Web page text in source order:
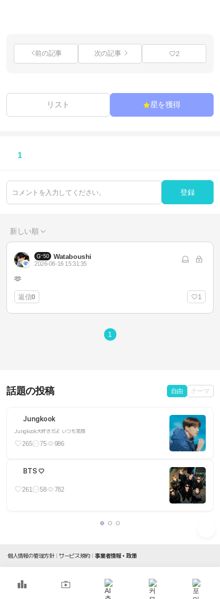
前の記事 次の記事 2
リスト 星を獲得
1
登録
新しい順
50 Wataboushi
2026-06-16 15:31:35
🫶
返信0 1
1
話題の投稿 自由 テーマ
Jungkook
Jungkook大好きだよ いつも笑顔
265 75 986
BTS ♡
261 58 782
個人情報の管理方針 サービス規約 事業者情報・政策